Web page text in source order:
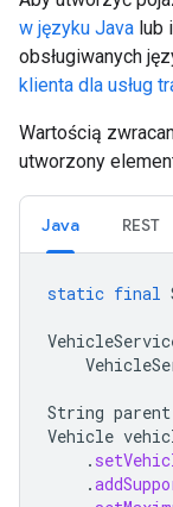
w języku Java lub
obsługiwanych
klienta dla usług
Wartością
utworzony
Java REST
static final
String parent
Vehicle
.
.